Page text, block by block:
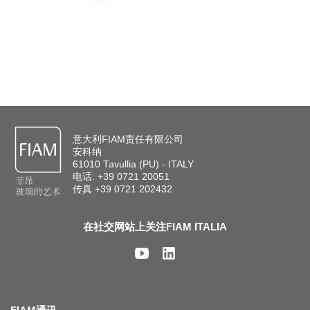
意大利FIAM责任有限公司
安科纳
61010 Tavullia (PU) - ITALY
电话. +39 0721 20051
传真 +39 0721 202432
在社交网站上关注FIAM ITALIA